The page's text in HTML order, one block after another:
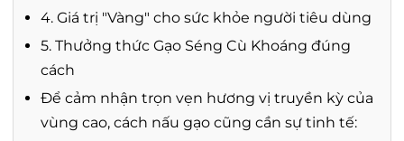
4. Giá trị "Vàng" cho sức khỏe người tiêu dùng
5. Thưởng thức Gạo Séng Cù Khoáng đúng
cách
Để cảm nhận trọn vẹn hương vị truyền kỳ của
vùng cao, cách nấu gạo cũng cần sự tinh tế: